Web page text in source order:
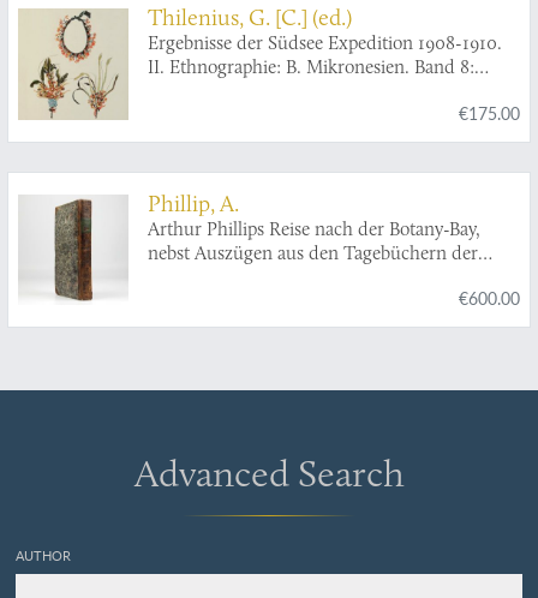
Thilenius, G. [C.] (ed.)
Ergebnisse der Südsee Expedition 1908-1910.
II. Ethnographie: B. Mikronesien. Band 8:
€175.00
Phillip, A.
Arthur Phillips Reise nach der Botany-Bay,
nebst Auszügen aus den Tagebüchern der
€600.00
Advanced Search
AUTHOR